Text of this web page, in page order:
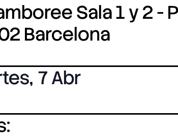
Sala 1 y 2 -
Barcelona
, 7 Abr